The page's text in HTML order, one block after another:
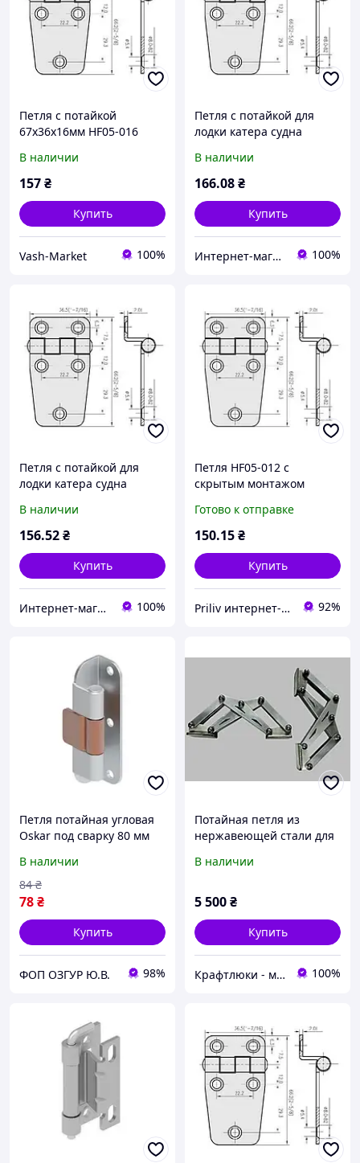
Петля с потайкой
67х36х16мм HF05-016
В наличии
157₴
Купить
Vash-Market 100%
Петля с потайкой для
лодки катера судна
В наличии
166.08₴
Купить
Интернет-магазин DVmarket 100%
Петля с потайкой для
лодки катера судна
В наличии
156.52₴
Купить
Интернет-магазин DVmarket 100%
Петля HF05-012 с
скрытым монтажом
лодки и катера
Готово к отправке
150.15₴
Купить
Priliv интернет-магазин 92%
Петля потайная угловая
Oskar под сварку 80 мм
(356.V1) Метизы в
комплекте
В наличии
78₴
84 ₴
Купить
ФОП ОЗГУР Ю.В. 98%
Потайная петля из
нержавеющей стали для
В наличии
5 500₴
Купить
Крафтлюки - майстерня прихованих рішень 100%